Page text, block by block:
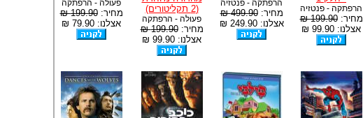
הרפתקה - פנטזיה
מחיר:199.90 ₪
אצלנו: 99.90 ₪
הרפתקה - פנטזיה
מחיר:499.90 ₪
אצלנו: 249.90 ₪
(2 תקליטורים)
פעולה - הרפתקה
מחיר:199.90 ₪
אצלנו: 99.90 ₪
פעולה - הרפתקה
מחיר:199.90 ₪
אצלנו: 79.90 ₪